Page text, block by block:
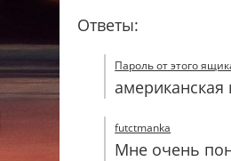
Ответы:
Пароль от этого
futctmanka
Мне очень